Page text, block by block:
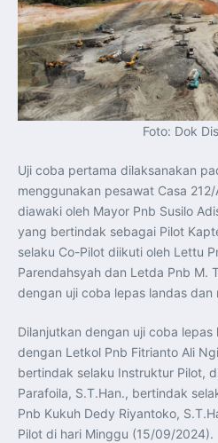
Foto: Dok
Uji coba pertama dilaksanakan
menggunakan pesawat Casa
diawaki oleh Mayor Pnb Susilo
yang bertindak sebagai Pilot
selaku Co-Pilot diikuti oleh Lettu
Parendahsyah dan Letda Pnb M.
dengan uji coba lepas landas dan
Dilanjutkan dengan uji coba
dengan Letkol Pnb Fitrianto Ali
bertindak selaku Instruktur Pilot,
Parafoila, S.T.Han., bertindak
Pnb Kukuh Dedy Riyantoko,
Pilot di hari Minggu (15/09/2024).